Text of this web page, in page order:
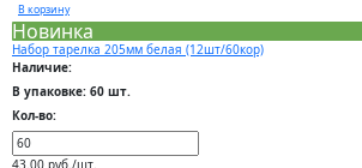
В корзину
Новинка
Набор тарелка 205мм белая (12шт/60кор)
Наличие:
В упаковке: 60 шт.
Кол-во:
43.00 руб./шт.